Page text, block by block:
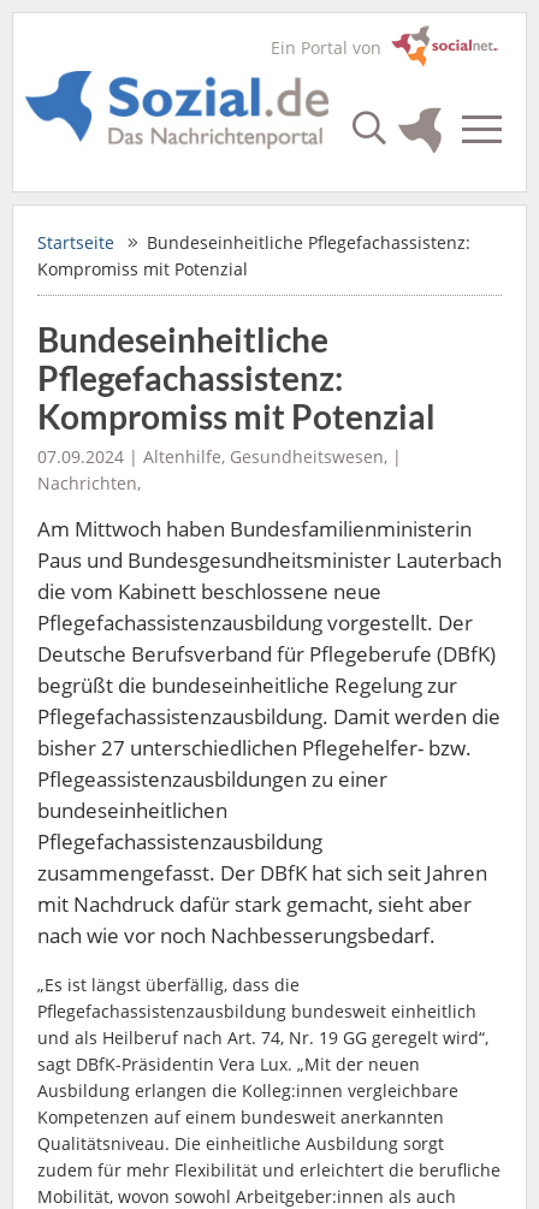
Ein Portal von
Startseite
Bundeseinheitliche Pflegefachassistenz:
Kompromiss mit Potenzial
Bundeseinheitliche
Pflegefachassistenz:
Kompromiss mit Potenzial
07.09.2024 | Altenhilfe, Gesundheitswesen, |
Nachrichten,
Am Mittwoch haben Bundesfamilienministerin
Paus und Bundesgesundheitsminister Lauterbach
die vom Kabinett beschlossene neue
Pflegefachassistenzausbildung vorgestellt. Der
Deutsche Berufsverband für Pflegeberufe (DBfK)
begrüßt die bundeseinheitliche Regelung zur
Pflegefachassistenzausbildung. Damit werden die
bisher 27 unterschiedlichen Pflegehelfer- bzw.
Pflegeassistenzausbildungen zu einer
bundeseinheitlichen
Pflegefachassistenzausbildung
zusammengefasst. Der DBfK hat sich seit Jahren
mit Nachdruck dafür stark gemacht, sieht aber
nach wie vor noch Nachbesserungsbedarf.
„Es ist längst überfällig, dass die
Pflegefachassistenzausbildung bundesweit einheitlich
und als Heilberuf nach Art. 74, Nr. 19 GG geregelt wird“,
sagt DBfK-Präsidentin Vera Lux. „Mit der neuen
Ausbildung erlangen die Kolleg:innen vergleichbare
Kompetenzen auf einem bundesweit anerkannten
Qualitätsniveau. Die einheitliche Ausbildung sorgt
zudem für mehr Flexibilität und erleichtert die berufliche
Mobilität, wovon sowohl Arbeitgeber:innen als auch